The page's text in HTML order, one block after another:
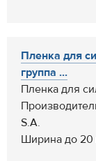
Пленка для
группа ...
Пленка для
S.A.
Ширина до 20